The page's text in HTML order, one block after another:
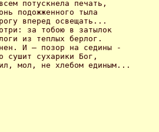
потускнела печать,
подожженного тыла
вперед освещать...
за тобою в затылок
из теплых берлог.
И – позор на седины -
сушит сухарики Бог,
мол, не хлебом единым...